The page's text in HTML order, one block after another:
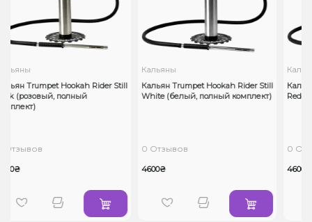
Hookah Rider Still
полный
Кальяны
Кальян Trumpet Hookah Rider Still
White (белый, полный комплект)
0 Отзывов
Кальяны
Кальян
Red
0 Отзывов